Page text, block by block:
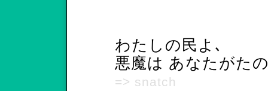
わたしの民よ､
悪魔は あなたがた
=> snatch